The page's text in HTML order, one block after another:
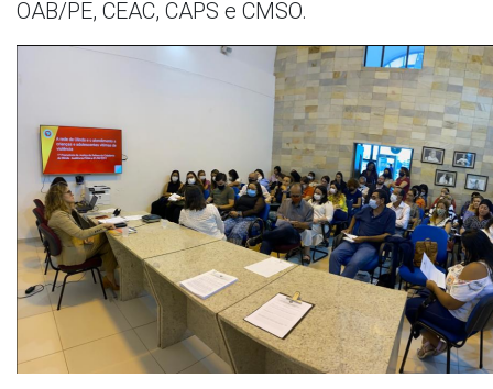
OAB/PE, CEAC, CAPS e CMSO.